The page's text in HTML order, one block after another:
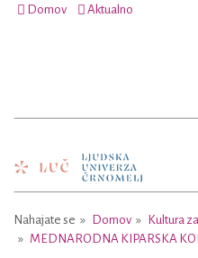
Domov Aktualno
Nahajate se Domov Kultura
MEDNARODNA KIPARSKA